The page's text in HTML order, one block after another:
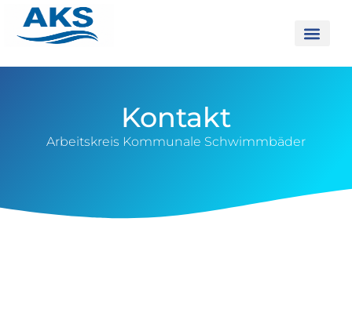
Kontakt
Arbeitskreis Kommunale Schwimmbäder